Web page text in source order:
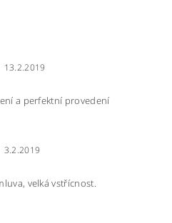
13.2.2019
a perfektní provedení
3.2.2019
velká vstřícnost.